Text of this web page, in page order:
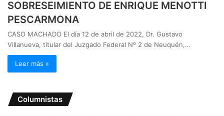
SOBRESEIMIENTO DE ENRIQUE MENOTTI
PESCARMONA
CASO MACHADO El día 12 de abril de 2022, Dr. Gustavo
Villanueva, titular del Juzgado Federal Nº 2 de Neuquén,…
Leer más »
Columnistas